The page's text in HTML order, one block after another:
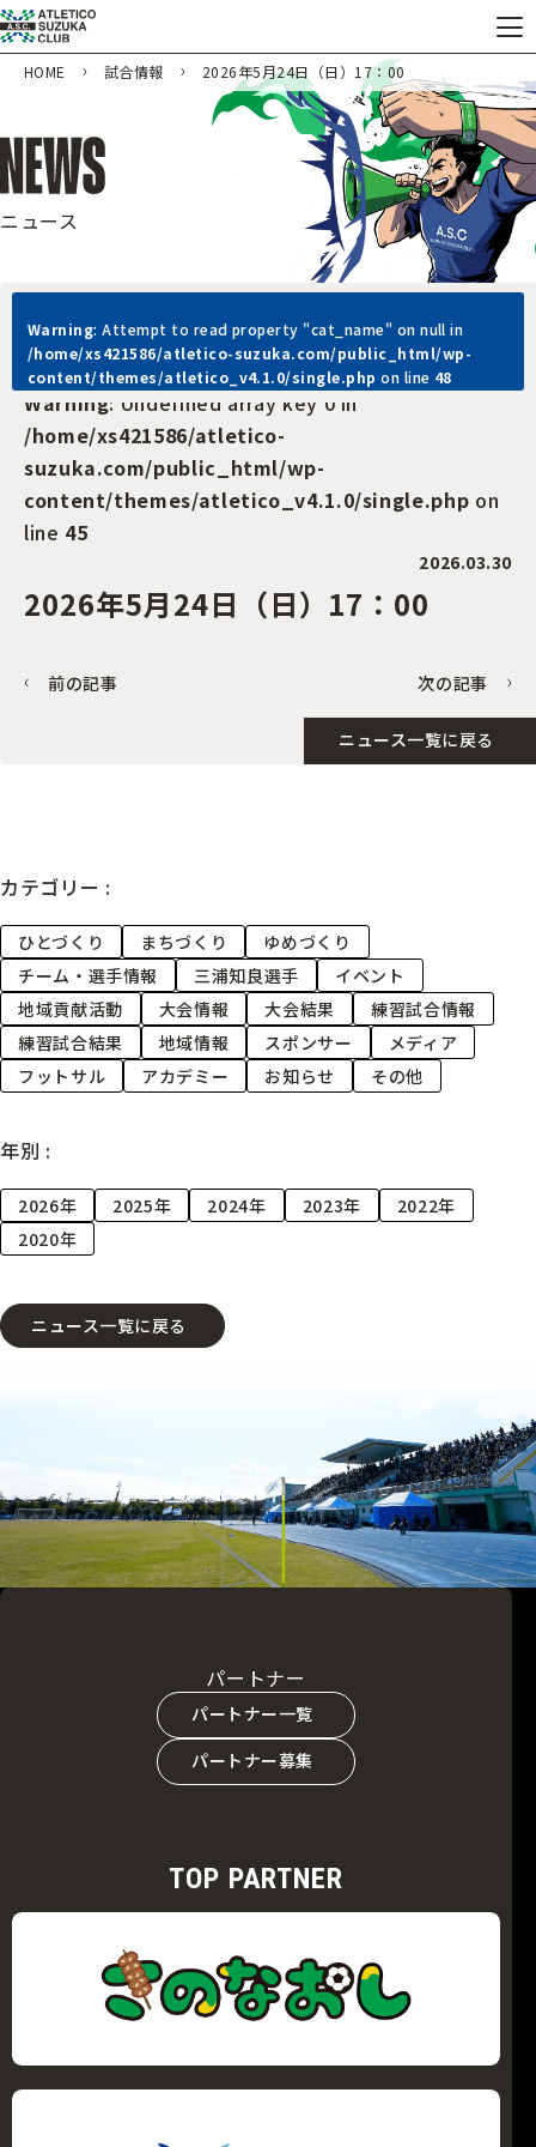
HOME 試合情報 2026年5月24日（日）17：00
ニュース
カテゴリー :
ひとづくり まちづくり
ゆめづくり
チーム・選手情報
三浦知良選手
イベント
地域貢献活動
大会情報 大会結果
練習試合情報
練習試合結果
地域情報 スポンサー
メディア
フットサル
アカデミー お知らせ その他
年別 :
2026年 2025年 2024年 2023年
2022年
2020年
ニュース一覧に戻る
Warning: Undefined array key 0 in
/home/xs421586/atletico-
suzuka.com/public_html/wp-
content/themes/atletico_v4.1.0/single.php on
line 45
Warning: Attempt to read property "cat_name" on null in
/home/xs421586/atletico-suzuka.com/public_html/wp-
content/themes/atletico_v4.1.0/single.php on line 48
2026.03.30
2026年5月24日（日）17：00
前の記事 次の記事
ニュース一覧に戻る
パートナー
パートナー一覧
パートナー募集
TOP PARTNER